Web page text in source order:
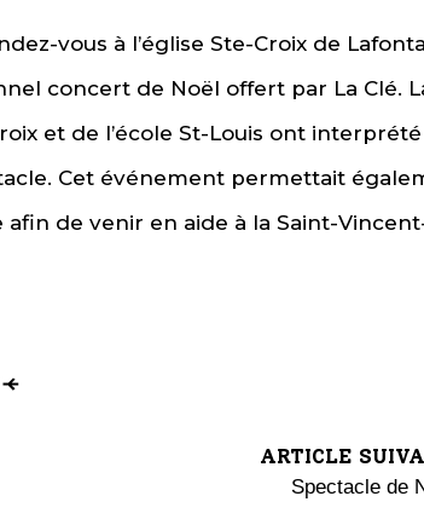
vous à l’église Ste-Croix de
concert de Noël offert par La Clé.
et de l’école St-Louis ont
Cet événement permettait
de venir en aide à la Saint-
ARTICLE
Spectacle de